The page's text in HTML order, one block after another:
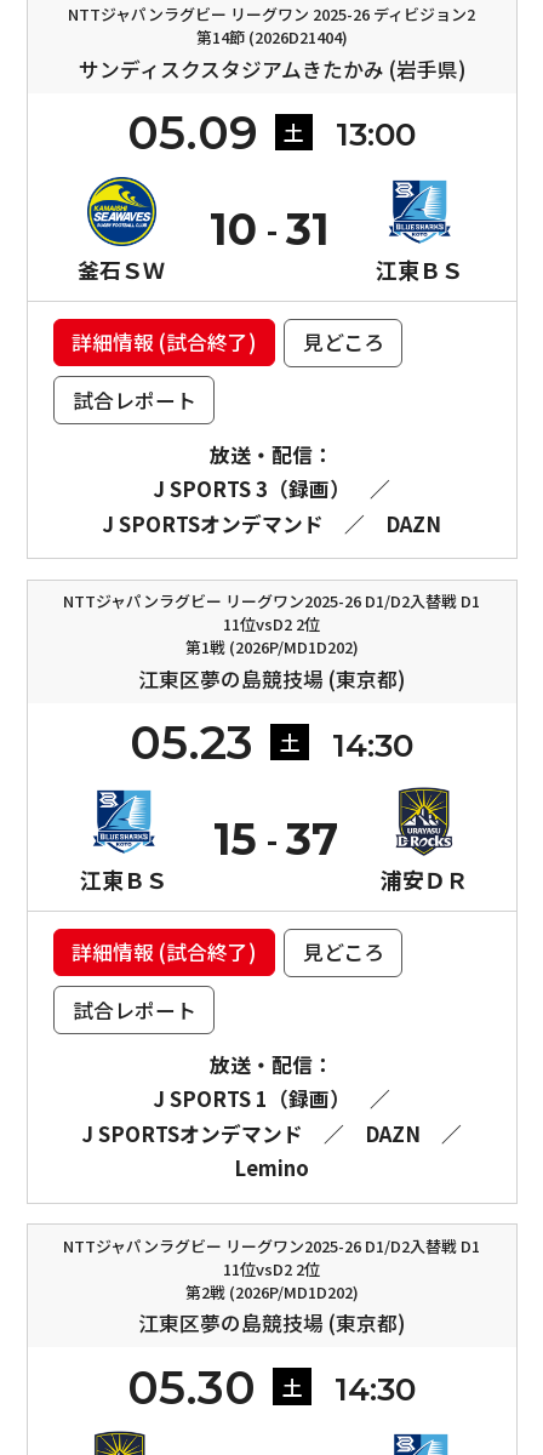
NTTジャパンラグビー リーグワン 2025-26 ディビジョン2
第14節 (2026D21404)
サンディスクスタジアムきたかみ (岩手県)
05.09 土 13:00
釜石ＳＷ
10
江東ＢＳ
31
詳細情報 (試合終了)
見どころ
試合レポート
放送・配信：
J SPORTS 3（録画）
／
J SPORTSオンデマンド
／ DAZN
NTTジャパンラグビー リーグワン2025-26 D1/D2入替戦 D1
11位vsD2 2位
第1戦 (2026P/MD1D202)
江東区夢の島競技場 (東京都)
05.23 土 14:30
江東ＢＳ
15
浦安ＤＲ
37
詳細情報 (試合終了)
見どころ
試合レポート
放送・配信：
J SPORTS 1（録画）
／
J SPORTSオンデマンド
／ DAZN
／
Lemino
NTTジャパンラグビー リーグワン2025-26 D1/D2入替戦 D1
11位vsD2 2位
第2戦 (2026P/MD1D202)
江東区夢の島競技場 (東京都)
05.30 土 14:30